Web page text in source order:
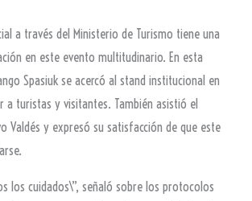
a través del Ministerio de Turismo tiene una
en este evento multitudinario. En esta
Spasiuk se acercó al stand institucional en
a turistas y visitantes. También asistió el
Valdés y expresó su satisfacción de que este
los cuidados\”, señaló sobre los protocolos